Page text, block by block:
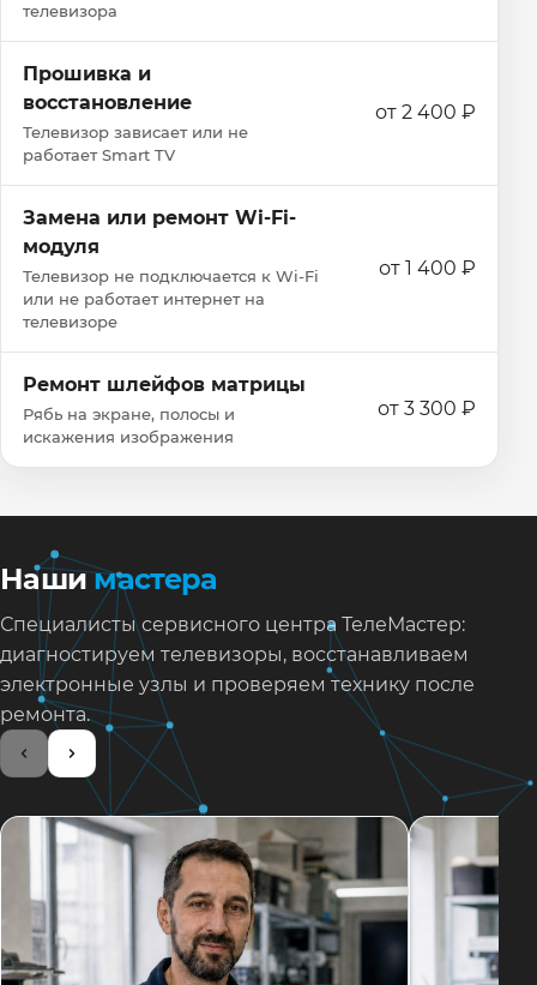
телевизора
Прошивка и
восстановление
Телевизор зависает или не
работает Smart TV
от 2 400 ₽
Замена или ремонт Wi‑Fi-
модуля
Телевизор не подключается к Wi‑Fi
или не работает интернет на
телевизоре
от 1 400 ₽
Ремонт шлейфов матрицы
Рябь на экране, полосы и
искажения изображения
от 3 300 ₽
Нашимастера
Специалисты сервисного центра ТелеМастер:
диагностируем телевизоры, восстанавливаем
электронные узлы и проверяем технику после
ремонта.